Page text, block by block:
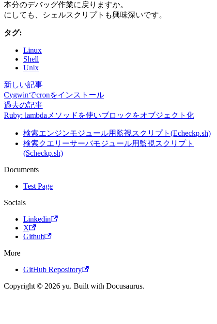
本分のデバッグ作業に戻りますか。
にしても、シェルスクリプトも興味深いです。
タグ:
Linux
Shell
Unix
新しい記事
Cygwinでcronをインストール
過去の記事
Ruby: lambdaメソッドを使いブロックをオブジェクト化
検索エンジンモジュール用監視スクリプト(Echeckp.sh)
検索クエリーサーバモジュール用監視スクリプト
(Scheckp.sh)
Documents
Test Page
Socials
Linkedin
X
Github
More
GitHub Repository
Copyright © 2026 yu. Built with Docusaurus.